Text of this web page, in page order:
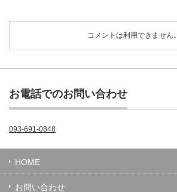
コメントは利用できません。
お電話でのお問い合わせ
093-691-0848
HOME
お問い合わせ